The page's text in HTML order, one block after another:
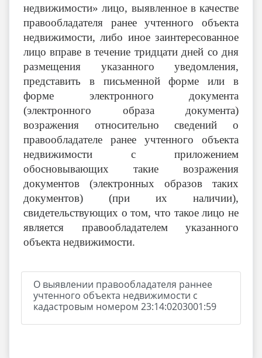
недвижимости» лицо, выявленное в качестве
правообладателя ранее учтенного объекта
недвижимости, либо иное заинтересованное
лицо вправе в течение тридцати дней со дня
размещения указанного уведомления,
представить в письменной форме или в
форме электронного документа
(электронного образа документа)
возражения относительно сведений о
правообладателе ранее учтенного объекта
недвижимости с приложением
обосновывающих такие возражения
документов (электронных образов таких
документов) (при их наличии),
свидетельствующих о том, что такое лицо не
является правообладателем указанного
объекта недвижимости.
О выявлении правообладателя раннее
учтенного объекта недвижимости с
кадастровым номером 23:14:0203001:59